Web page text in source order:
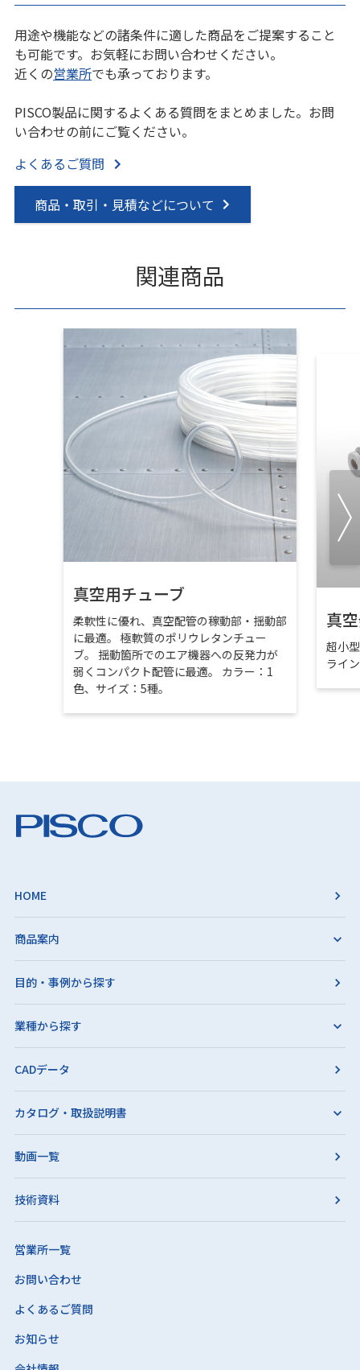
用途や機能などの諸条件に適した商品をご提案すること
も可能です。お気軽にお問い合わせください。
近くの営業所でも承っております。
PISCO製品に関するよくある質問をまとめました。お問
い合わせの前にご覧ください。
よくあるご質問
商品・取引・見積などについて
関連商品
真空用チューブ
柔軟性に優れ、真空配管の稼動部・揺動部
に最適。 極軟質のポリウレタンチュー
ブ。 揺動箇所でのエア機器への反発力が
弱くコンパクト配管に最適。 カラー：1
色、サイズ：5種。
真
超小
ライ
HOME
商品案内
目的・事例から探す
業種から探す
CADデータ
カタログ・取扱説明書
動画一覧
技術資料
営業所一覧
お問い合わせ
よくあるご質問
お知らせ